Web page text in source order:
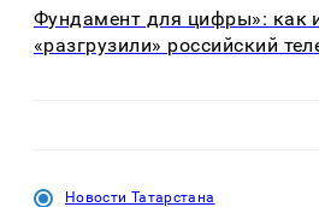
Фундамент для цифры»: как
«разгрузили» российский
Новости Татарстана